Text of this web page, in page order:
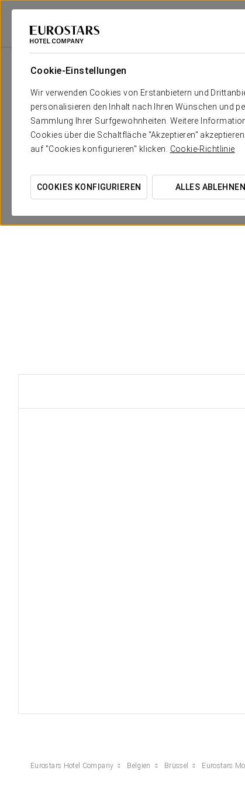
Cookie-Einstellungen
Wir verwenden Cookies von Erstanbietern und
personalisieren den Inhalt nach Ihren Wünschen und
Sammlung Ihrer Surfgewohnheiten. Weitere
Cookies über die Schaltfläche "Akzeptieren"
auf "Cookies konfigurieren" klicken. Cookie-Richtlinie
COOKIES KONFIGURIEREN ALLES ABLEHNEN
Eurostars Hotel Company
Eurostars Hotel Company Belgien Brüssel Eurostars